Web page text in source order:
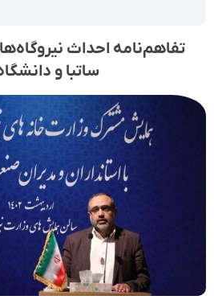
تفاهم­‌نامه احداث
ساتبا و